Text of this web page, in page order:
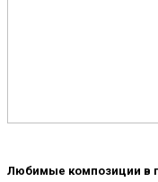
Любимые композиции в